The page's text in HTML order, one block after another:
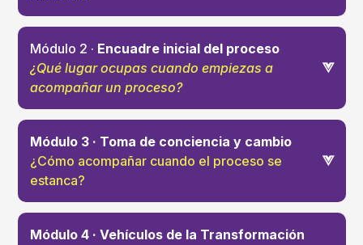
desde qué plano se está interviniendo
Módulo 2 · Encuadre inicial del proceso
¿Qué lugar ocupas cuando empiezas a
acompañar un proceso?
habilitando o limitando
Módulo 3 · Toma de conciencia y cambio
¿Cómo acompañar cuando el proceso se
estanca?
Módulo 4 · Vehículos de la Transformación